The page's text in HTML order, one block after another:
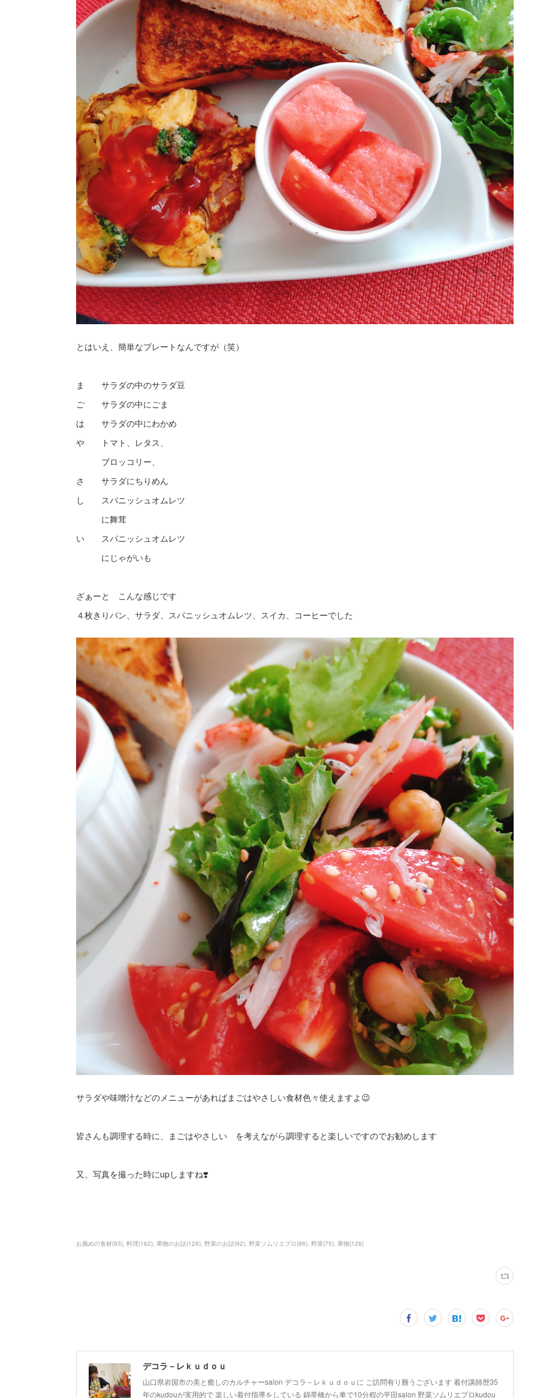
とはいえ、簡単なプレートなんですが（笑）
ま サラダの中のサラダ豆
ご サラダの中にごま
は サラダの中にわかめ
や トマト、レタス、
ブロッコリー、
さ サラダにちりめん
し スパニッシュオムレツ
に舞茸
い スパニッシュオムレツ
にじゃがいも
ざぁーと こんな感じです
４枚きりパン、サラダ、スパニッシュオムレツ、スイカ、コーヒーでした
サラダや味噌汁などのメニューがあればまごはやさしい食材色々使えますよ😉
皆さんも調理する時に、まごはやさしい を考えながら調理すると楽しいですのでお勧めします
又、写真を撮った時にupしますね❣️
お薦めの食材(93) 料理(162) 果物のお話(128) 野菜のお話(92) 野菜ソムリエプロ (86) 野菜(75) 果物(126)
デコラ－レｋｕｄｏｕ
山口県岩国市の美と癒しのカルチャーsalon デコラ－レｋｕｄｏｕに ご訪問有り難うございます 着付講師歴35
年のkudouが実用的で 楽しい着付指導をしている 錦帯橋から車で10分程の平田salon 野菜ソムリエプロkudou